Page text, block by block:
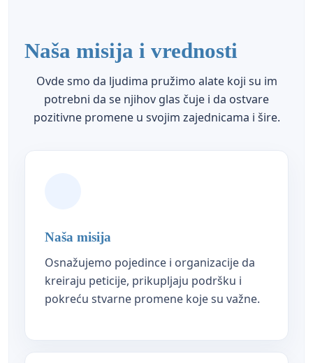
Naša misija i vrednosti
Ovde smo da ljudima pružimo alate koji su im
potrebni da se njihov glas čuje i da ostvare
pozitivne promene u svojim zajednicama i šire.
Naša misija
Osnažujemo pojedince i organizacije da
kreiraju peticije, prikupljaju podršku i
pokreću stvarne promene koje su važne.